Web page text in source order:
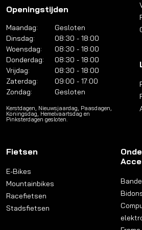
Openingstijden
Maandag:
Gesloten
Dinsdag:
08:30 - 18:00
Woensdag:
08:30 - 18:00
Donderdag:
08:30 - 18:00
Vrijdag:
08:30 - 18:00
Zaterdag:
09:00 - 17:00
Zondag:
Gesloten
Kerstdagen, Nieuwsjaardag, Paasdagen,
Koningsdag, Hemelvaartsdag en
Pinksterdagen gesloten.
Fietsen
E-Bikes
Mountainbikes
Racefietsen
Stadsfietsen